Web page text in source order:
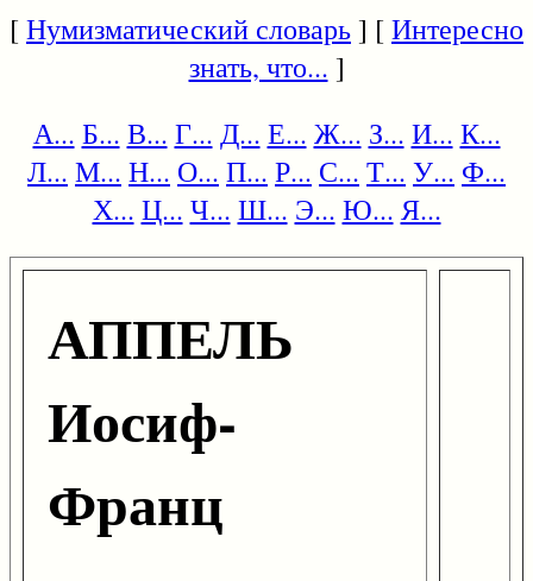
[Нумизматический словарь] [Интересно
знать, что... ]
А... Б... В... Г... Д... Е... Ж... З... И... К...
Л... М... Н... О... П... Р... С... Т... У... Ф...
Х... Ц... Ч... Ш... Э... Ю... Я...
АППЕЛЬ
Иосиф-
Франц